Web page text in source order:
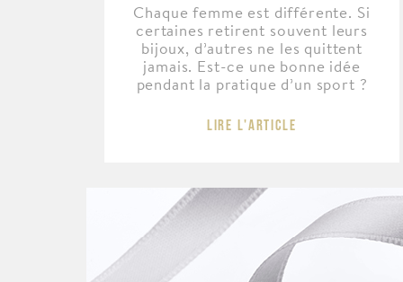
Chaque femme est différente. Si
certaines retirent souvent leurs
bijoux, d’autres ne les quittent
jamais. Est-ce une bonne idée
pendant la pratique d’un sport ?
Lire l'article